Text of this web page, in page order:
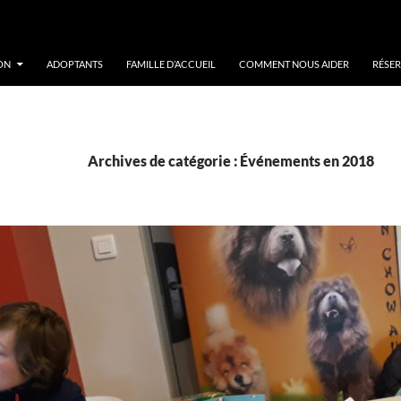
ADOPTANTS FAMILLE D’ACCUEIL COMMENT NOUS AIDER
Archives de catégorie : Événements en 2018